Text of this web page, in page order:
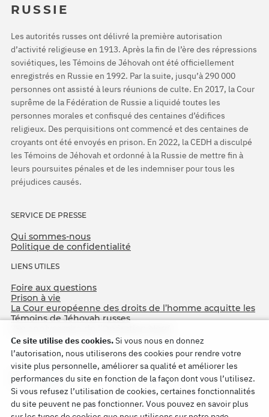
RUSSIE
Les autorités russes ont délivré la première autorisation
d’activité religieuse en 1913. Après la fin de l’ère des répressions
soviétiques, les Témoins de Jéhovah ont été officiellement
enregistrés en Russie en 1992. Par la suite, jusqu’à 290 000
personnes ont assisté à leurs réunions de culte. En 2017, la Cour
suprême de la Fédération de Russie a liquidé toutes les
personnes morales et confisqué des centaines d’édifices
religieux. Des perquisitions ont commencé et des centaines de
croyants ont été envoyés en prison. En 2022, la CEDH a disculpé
les Témoins de Jéhovah et ordonné à la Russie de mettre fin à
leurs poursuites pénales et de les indemniser pour tous les
préjudices causés.
SERVICE DE PRESSE
Qui sommes-nous
Politique de confidentialité
LIENS UTILES
Foire aux questions
Prison à vie
La Cour européenne des droits de l’homme acquitte les
Témoins de Jéhovah russes
Ce site utilise des cookies.Si vous nous en donnez
l’autorisation, nous utiliserons des cookies pour rendre votre
visite plus personnelle, améliorer sa qualité et améliorer les
performances du site en fonction de la façon dont vous l’utilisez.
Si vous refusez l’utilisation de cookies, certaines fonctionnalités
du site peuvent ne pas fonctionner. Vous pouvez en savoir plus